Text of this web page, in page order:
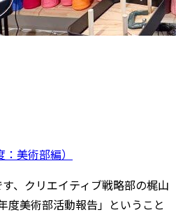
美術部編）
、クリエイティブ戦略部の梶山
度美術部活動報告」ということ